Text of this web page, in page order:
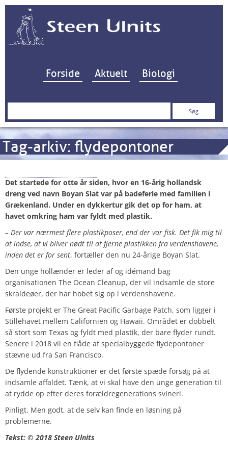
Hop til indhold
Forside Aktuelt Biologi
Søg
Tag-arkiv: flydepontoner
Det startede for otte år siden, hvor en 16-årig hollandsk
dreng ved navn Boyan Slat var på badeferie med familien i
Grækenland. Under en dykkertur gik det op for ham, at
havet omkring ham var fyldt med plastik.
– Der var nærmest flere plastikposer, end der var fisk. Det fik mig til
at indse, at vi bliver nødt til at fjerne plastikken fra verdenshavene,
inden det er for sent, fortæller den nu 24-årige Boyan Slat.
Den unge hollænder er leder af og idémand bag
organisationen The Ocean Cleanup, der vil indsamle de store
skraldeøer, der har hobet sig op i verdenshavene.
Første projekt er The Great Pacific Garbage Patch, som ligger i
Stillehavet mellem Californien og Hawaii. Området er dobbelt
så stort som Texas og fyldt med plastik, der bare flyder rundt.
Senere i 2018 vil en flåde af specialbyggede flydepontoner
stævne ud fra San Francisco.
De flydende konstruktioner er det første spæde forsøg på at
indsamle affaldet. Tænk, at vi skal have den unge generation til
at rydde op efter deres forældregenerations svineri.
Pinligt. Men godt, at de selv kan finde en løsning på
problemerne.
Tekst: © 2018 Steen Ulnits